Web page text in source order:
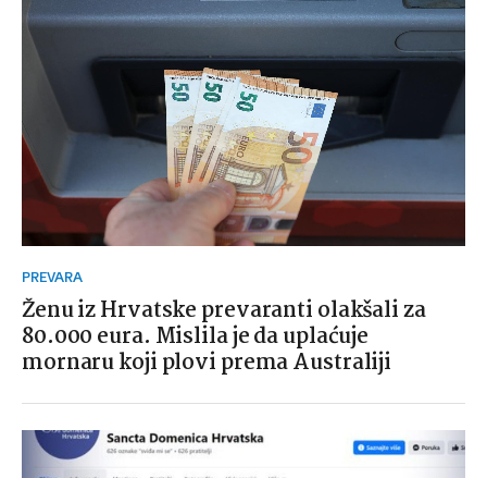
PREVARA
Ženu iz Hrvatske prevaranti olakšali za
80.000 eura. Mislila je da uplaćuje
mornaru koji plovi prema Australiji